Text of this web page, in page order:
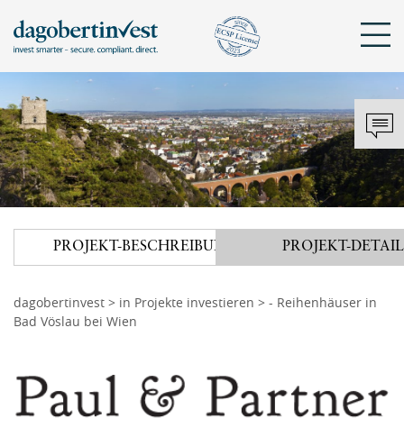
KONTAKT
DAGOBERTINVEST
Tel.: +43 720 072 821
hello@dagobertinvest.com
Wohllebengasse 12-14
1040 Wien
Kontaktanfrage
FAQ
ANMELDEN
Mit bestehendem Konto anmelden
Angemeldet bleiben
oder
Mit der ich.app anmelden
PROJEKT-BESCHREIBUNG PROJEKT-
dagobertinvest > in Projekte investieren > - Reihenhäuser in
Bad Vöslau bei Wien